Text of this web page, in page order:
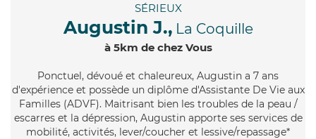
SÉRIEUX
Augustin J., La Coquille
à 5km de chez Vous
Ponctuel, dévoué et chaleureux, Augustin a 7 ans
d'expérience et possède un diplôme d'Assistante De Vie aux
Familles (ADVF). Maitrisant bien les troubles de la peau /
escarres et la dépression, Augustin apporte ses services de
mobilité, activités, lever/coucher et lessive/repassage*